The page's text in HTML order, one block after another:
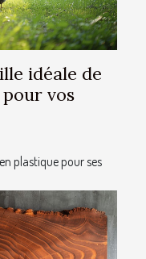
idéale de
vos
plastique pour ses